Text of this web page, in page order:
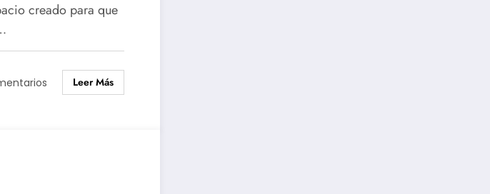
creado para que
Leer Más